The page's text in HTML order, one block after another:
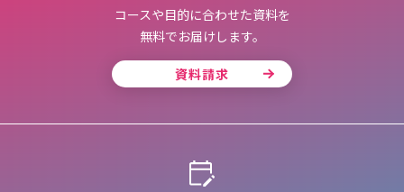
コースや目的に合わせた資料を
無料でお届けします。
資料請求